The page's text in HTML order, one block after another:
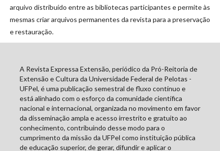
arquivo distribuído entre as bibliotecas participantes e permite às
mesmas criar arquivos permanentes da revista para a preservação
e restauração.
A Revista Expressa Extensão, periódico da Pró-Reitoria de
Extensão e Cultura da Universidade Federal de Pelotas -
UFPel, é uma publicação semestral de fluxo contínuo e
está alinhado com o esforço da comunidade científica
nacional e internacional, organizada no movimento em favor
da disseminação ampla e acesso irrestrito e gratuito ao
conhecimento, contribuindo desse modo para o
cumprimento da missão da UFPel como instituição pública
de educação superior, de gerar, difundir e aplicar o